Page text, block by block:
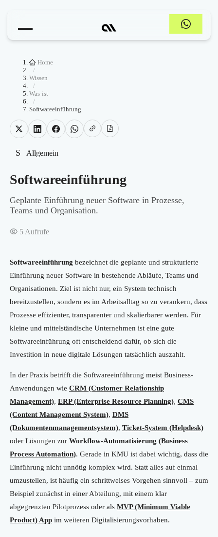
Home
/
Wissen
/
Was-ist
/
Softwareeinführung
S Allgemein
Softwareeinführung
Geplante Einführung neuer Software in Prozesse,
Teams und Organisation.
5 Aufrufe
Softwareeinführung bezeichnet die geplante und strukturierte
Einführung neuer Software in bestehende Abläufe, Teams und
Organisationen. Ziel ist nicht nur, ein System technisch
bereitzustellen, sondern es im Arbeitsalltag so zu verankern, dass
Prozesse effizienter, transparenter und skalierbarer werden. Für
kleine und mittelständische Unternehmen ist eine gute
Softwareeinführung oft entscheidend dafür, ob sich die
Investition in neue digitale Lösungen tatsächlich auszahlt.
In der Praxis betrifft die Softwareeinführung meist Business-
Anwendungen wie CRM (Customer Relationship
Management), ERP (Enterprise Resource Planning), CMS
(Content Management System), DMS
(Dokumentenmanagementsystem), Ticket-System (Helpdesk)
oder Lösungen zur Workflow-Automatisierung (Business
Process Automation). Gerade in KMU ist dabei wichtig, dass die
Einführung nicht unnötig komplex wird. Statt alles auf einmal
umzustellen, ist häufig ein schrittweises Vorgehen sinnvoll – zum
Beispiel zunächst in einer Abteilung, mit einem klar
abgegrenzten Pilotprozess oder als MVP (Minimum Viable
Product) App im weiteren Digitalisierungsvorhaben.